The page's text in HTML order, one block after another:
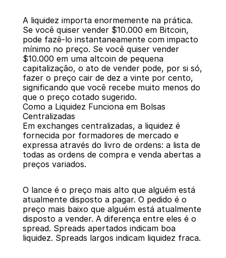
A liquidez importa enormemente na prática.
Se você quiser vender $10.000 em Bitcoin,
pode fazê-lo instantaneamente com impacto
mínimo no preço. Se você quiser vender
$10.000 em uma altcoin de pequena
capitalização, o ato de vender pode, por si só,
fazer o preço cair de dez a vinte por cento,
significando que você recebe muito menos do
que o preço cotado sugerido.
Como a Liquidez Funciona em Bolsas
Centralizadas
Em exchanges centralizadas, a liquidez é
fornecida por formadores de mercado e
expressa através do livro de ordens: a lista de
todas as ordens de compra e venda abertas a
preços variados.
O lance é o preço mais alto que alguém está
atualmente disposto a pagar. O pedido é o
preço mais baixo que alguém está atualmente
disposto a vender. A diferença entre eles é o
spread. Spreads apertados indicam boa
liquidez. Spreads largos indicam liquidez fraca.